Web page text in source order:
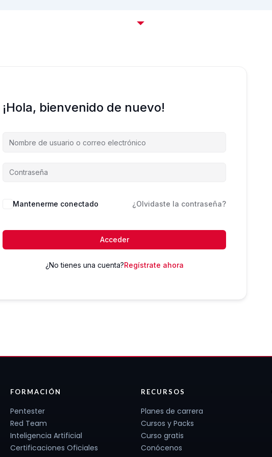
¡Hola, bienvenido de nuevo!
Mantenerme conectado ¿Olvidaste la contraseña?
Acceder
¿No tienes una cuenta?Regístrate ahora
FORMACIÓN
Pentester
Red Team
Inteligencia Artificial
Certificaciones Oficiales
RECURSOS
Planes de carrera
Cursos y Packs
Curso gratis
Conócenos